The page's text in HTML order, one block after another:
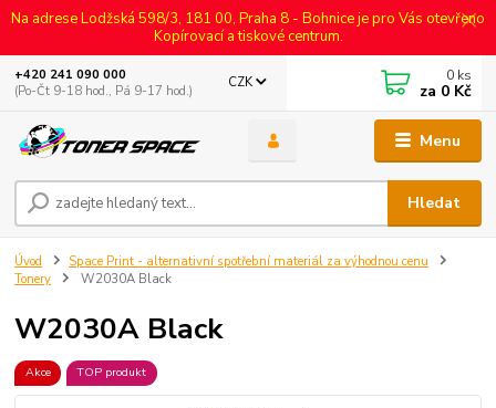
Na adrese Lodžská 598/3, 181 00, Praha 8 - Bohnice je pro Vás otevřeno
Kopírovací a tiskové centrum.
Menu
CZK
Hledat
+420 241 090 000
(Po-Čt 9-18 hod., Pá 9-17 hod.)
0 ks
za 0 Kč
Úvod
Space Print - alternativní spotřební materiál za výhodnou cenu
Tonery
W2030A Black
W2030A Black
Akce TOP produkt